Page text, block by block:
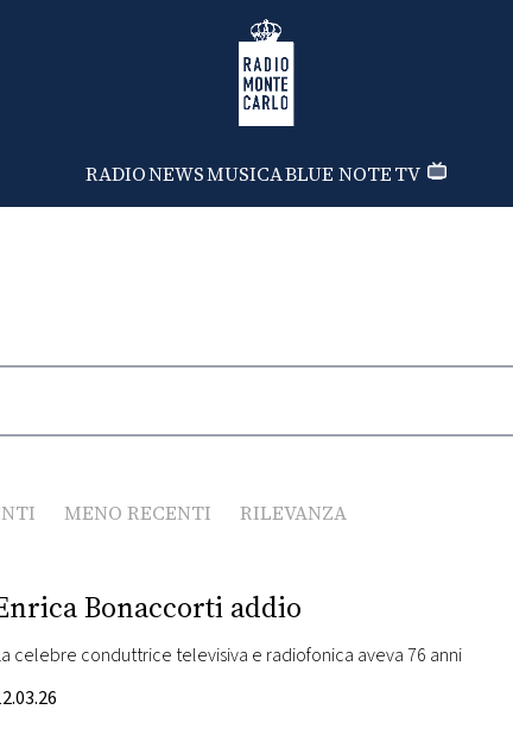
Radio Monte Carlo
RADIONEWSMUSICABLUE NOTETV
MENO RECENTI RILEVANZA
Bonaccorti addio
celebre conduttrice televisiva e radiofonica aveva 76 anni